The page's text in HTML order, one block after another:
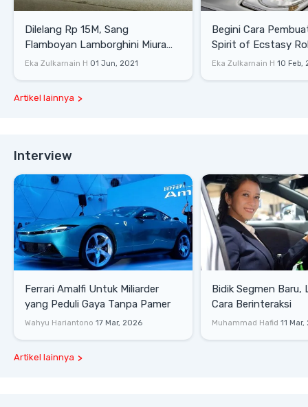
Dilelang Rp 15M, Sang
Flamboyan Lamborghini Miura
P400 S
Eka Zulkarnain H 01 Jun, 2021
Begini Cara
Spirit of Ecstasy
Eka Zulkarnain H 10 Feb,
Artikel lainnya
Interview
Ferrari Amalfi Untuk Miliarder
yang Peduli Gaya Tanpa Pamer
Wahyu Hariantono 17 Mar, 2026
Bidik Segmen Baru,
Cara Berinteraksi
Muhammad Hafid 11
Artikel lainnya